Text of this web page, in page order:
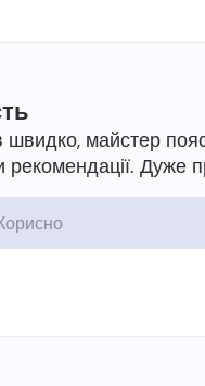
швидко, майстер